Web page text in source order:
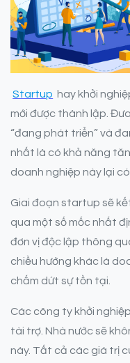
Startup hay khởi
mới được thành lập.
“đang phát triển” và
nhất là có khả năng
doanh nghiệp này lại có
Giai đoạn startup sẽ
qua một số mốc nhất
đơn vị độc lập thông
chiều hướng khác là
chấm dứt sự tồn tại.
Các công ty khởi
tài trợ. Nhà nước sẽ
này. Tất cả các giá trị